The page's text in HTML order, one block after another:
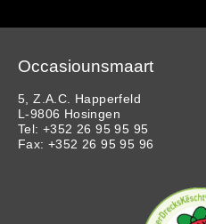
Occasiounsmaart
5, Z.A.C. Happerfeld
L-9806 Hosingen
Tel: +352 26 95 95 95
Fax: +352 26 95 95 96